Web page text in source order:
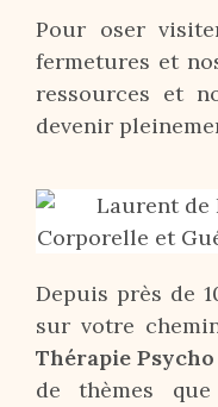
Pour oser
fermetures et
ressources et
devenir
Depuis près de
sur votre
Thérapie
de thèmes